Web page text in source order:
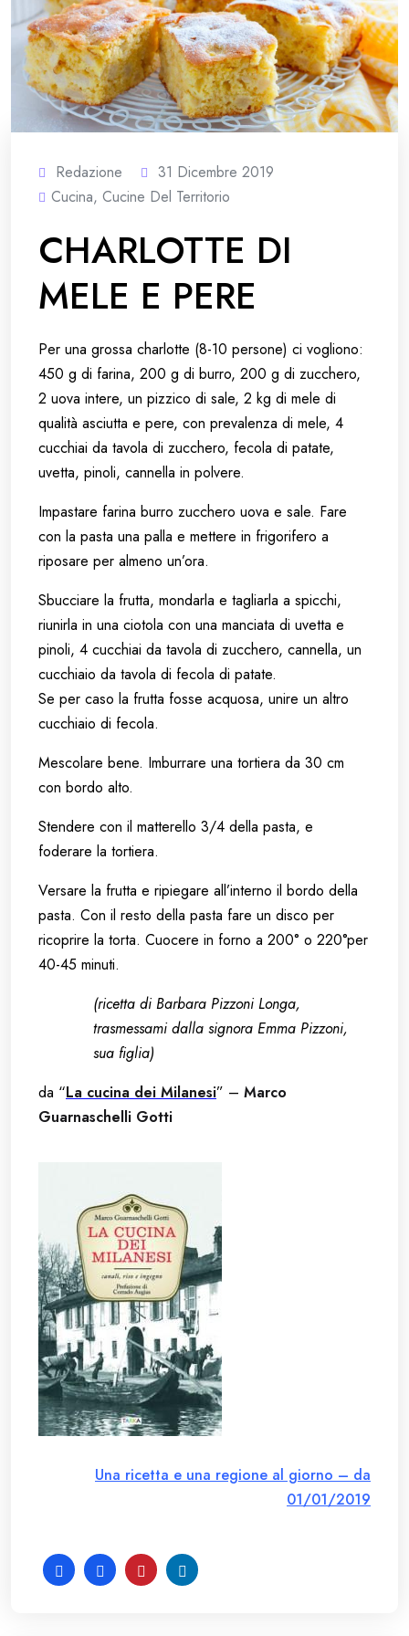
Redazione
31 Dicembre 2019
Cucina, Cucine Del Territorio
CHARLOTTE DI
MELE E PERE
Per una grossa charlotte (8-10 persone) ci vogliono:
450 g di farina, 200 g di burro, 200 g di zucchero,
2 uova intere, un pizzico di sale, 2 kg di mele di
qualità asciutta e pere, con prevalenza di mele, 4
cucchiai da tavola di zucchero, fecola di patate,
uvetta, pinoli, cannella in polvere.
Impastare farina burro zucchero uova e sale. Fare
con la pasta una palla e mettere in frigorifero a
riposare per almeno un’ora.
Sbucciare la frutta, mondarla e tagliarla a spicchi,
riunirla in una ciotola con una manciata di uvetta e
pinoli, 4 cucchiai da tavola di zucchero, cannella, un
cucchiaio da tavola di fecola di patate.
Se per caso la frutta fosse acquosa, unire un altro
cucchiaio di fecola.
Mescolare bene. Imburrare una tortiera da 30 cm
con bordo alto.
Stendere con il matterello 3/4 della pasta, e
foderare la tortiera.
Versare la frutta e ripiegare all’interno il bordo della
pasta. Con il resto della pasta fare un disco per
ricoprire la torta. Cuocere in forno a 200° o 220°per
40-45 minuti.
(ricetta di Barbara Pizzoni Longa,
trasmessami dalla signora Emma Pizzoni,
sua figlia)
da “La cucina dei Milanesi” – Marco
Guarnaschelli Gotti
Una ricetta e una regione al giorno – da
01/01/2019